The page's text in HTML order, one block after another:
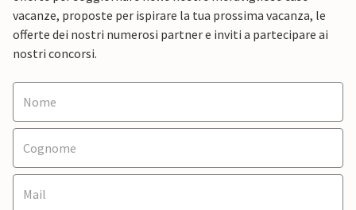
vacanze, proposte per ispirare la tua prossima vacanza, le
offerte dei nostri numerosi partner e inviti a partecipare ai
nostri concorsi.